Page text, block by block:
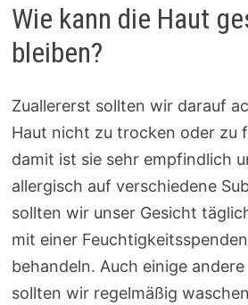
Wie kann die Haut
bleiben?
Zuallererst sollten wir darauf
Haut nicht zu trocken oder zu
damit ist sie sehr empfindlich
allergisch auf verschiedene
sollten wir unser Gesicht
mit einer
behandeln. Auch einige
sollten wir regelmäßig